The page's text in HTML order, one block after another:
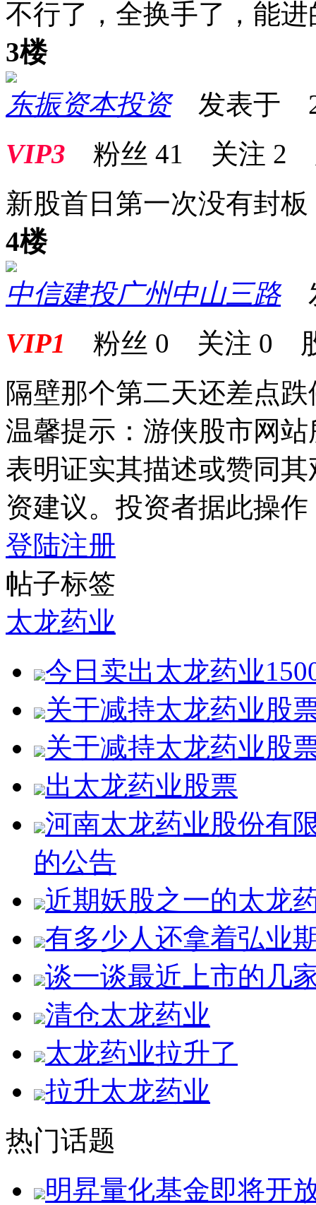
不行了，全换手了，能
3楼
东振资本投资发表于
VIP3 粉丝 41 关注 2
新股首日第一次没有封板
4楼
中信建投广州中山三路
VIP1 粉丝 0 关注 0
隔壁那个第二天还差点
温馨提示：游侠股市网
表明证实其描述或赞同
资建议。投资者据此操
登陆注册
帖子标签
太龙药业
今日卖出太龙药业
关于减持太龙药业股
关于减持太龙药业股
出太龙药业股票
河南太龙药业股份有
的公告
近期妖股之一的太龙
有多少人还拿着弘业
谈一谈最近上市的几
清仓太龙药业
太龙药业拉升了
拉升太龙药业
热门话题
明昇量化基金即将开